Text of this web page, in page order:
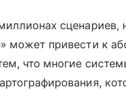
сценариев,
может привести к
что многие